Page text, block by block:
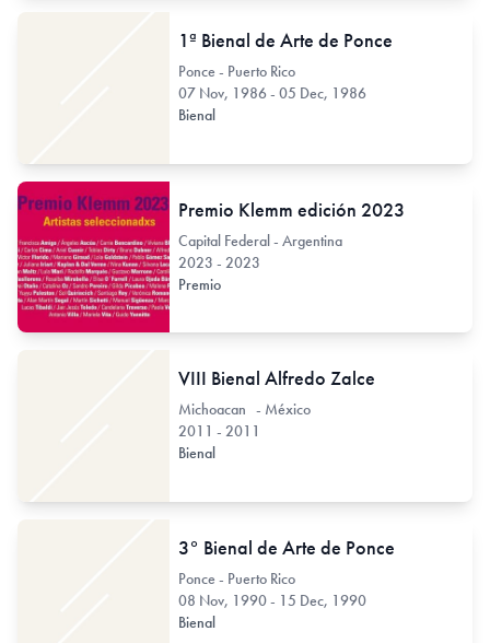
1ª Bienal de Arte de Ponce
Ponce - Puerto Rico
07 Nov, 1986 - 05 Dec, 1986
Bienal
Premio Klemm edición 2023
Capital Federal - Argentina
2023 - 2023
Premio
VIII Bienal Alfredo Zalce
Michoacan - México
2011 - 2011
Bienal
3° Bienal de Arte de Ponce
Ponce - Puerto Rico
08 Nov, 1990 - 15 Dec, 1990
Bienal